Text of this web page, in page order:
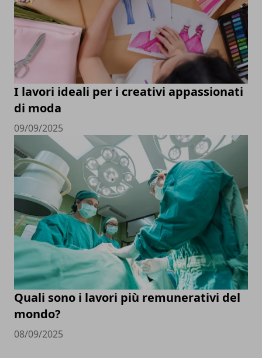
I lavori ideali per i creativi appassionati
di moda
09/09/2025
Quali sono i lavori più remunerativi del
mondo?
08/09/2025